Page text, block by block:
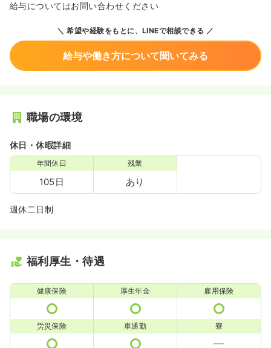
給与についてはお問い合わせください
希望や経験をもとに、LINEで相談できる
給与や働き方について聞いてみる
職場の環境
休日・休暇詳細
年間休日
105日
残業
あり
週休二日制
福利厚生・待遇
健康保険 厚生年金 雇用保険
労災保険 車通勤 寮